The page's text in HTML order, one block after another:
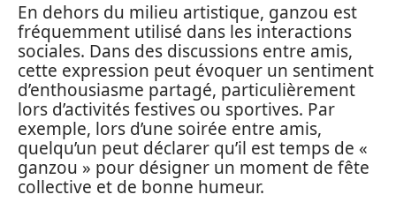
En dehors du milieu artistique, ganzou est
fréquemment utilisé dans les interactions
sociales. Dans des discussions entre amis,
cette expression peut évoquer un sentiment
d’enthousiasme partagé, particulièrement
lors d’activités festives ou sportives. Par
exemple, lors d’une soirée entre amis,
quelqu’un peut déclarer qu’il est temps de «
ganzou » pour désigner un moment de fête
collective et de bonne humeur.